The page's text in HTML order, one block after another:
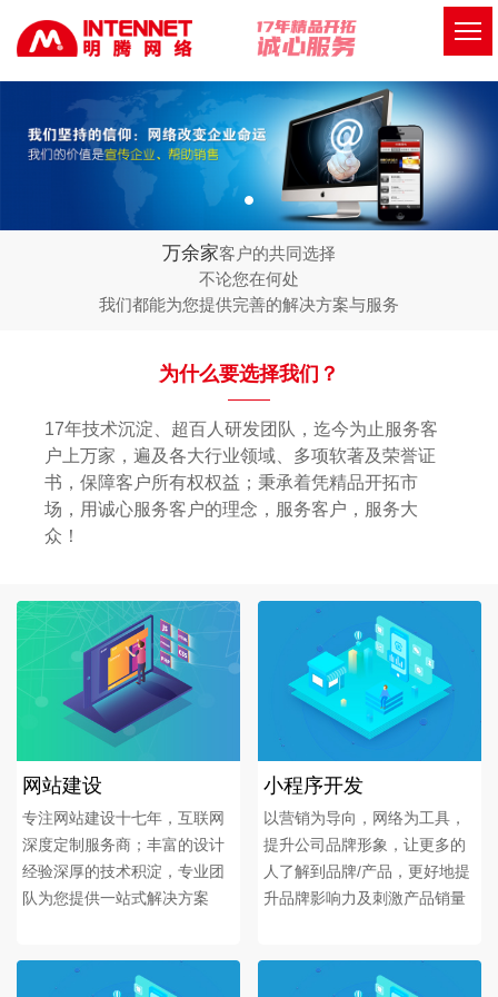
万余家客户的共同选择
不论您在何处
我们都能为您提供完善的解决方案与服务
为什么要选择我们？
17年技术沉淀、超百人研发团队，迄今为止服务客
户上万家，遍及各大行业领域、多项软著及荣誉证
书，保障客户所有权权益；秉承着凭精品开拓市
场，用诚心服务客户的理念，服务客户，服务大
众！
网站建设
专注网站建设十七年，互联网
深度定制服务商；丰富的设计
经验深厚的技术积淀，专业团
队为您提供一站式解决方案
小程序开发
以营销为导向，网络为工具，
提升公司品牌形象，让更多的
人了解到品牌/产品，更好地提
升品牌影响力及刺激产品销量